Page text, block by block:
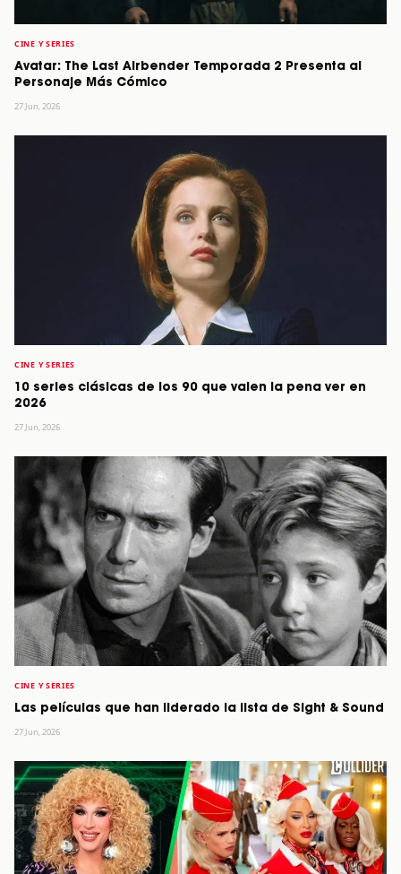
CINE Y SERIES
Avatar: The Last Airbender Temporada 2 Presenta al
Personaje Más Cómico
27 Jun, 2026
CINE Y SERIES
10 series clásicas de los 90 que valen la pena ver en
2026
27 Jun, 2026
CINE Y SERIES
Las películas que han liderado la lista de Sight & Sound
27 Jun, 2026